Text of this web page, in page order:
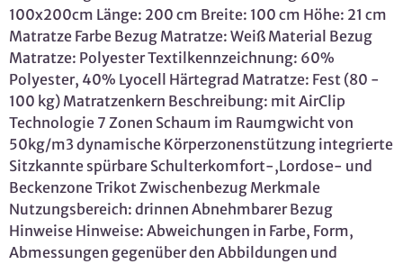
100x200cm Länge: 200 cm Breite: 100 cm Höhe: 21 cm
Matratze Farbe Bezug Matratze: Weiß Material Bezug
Matratze: Polyester Textilkennzeichnung: 60%
Polyester, 40% Lyocell Härtegrad Matratze: Fest (80 -
100 kg) Matratzenkern Beschreibung: mit AirClip
Technologie 7 Zonen Schaum im Raumgwicht von
50kg/m3 dynamische Körperzonenstützung integrierte
Sitzkannte spürbare Schulterkomfort-,Lordose- und
Beckenzone Trikot Zwischenbezug Merkmale
Nutzungsbereich: drinnen Abnehmbarer Bezug
Hinweise Hinweise: Abweichungen in Farbe, Form,
Abmessungen gegenüber den Abbildungen und